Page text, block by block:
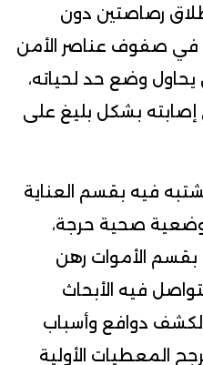
رصاصتين دون
في صفوف عناصر الأمن
يحاول وضع حد لحياته،
بشكل بليغ على
فيه بقسم العناية
صحية حرجة،
بقسم الأموات رهن
فيه الأبحاث
لكشف دوافع وأسباب
المعطيات الأولية